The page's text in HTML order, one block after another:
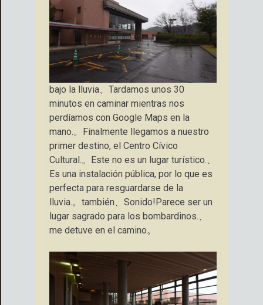
bajo la lluvia、Tardamos unos 30
minutos en caminar mientras nos
perdíamos con Google Maps en la
mano.。Finalmente llegamos a nuestro
primer destino, el Centro Cívico
Cultural.。Este no es un lugar turístico.、
Es una instalación pública, por lo que es
perfecta para resguardarse de la
lluvia.。también、Sonido!Parece ser un
lugar sagrado para los bombardinos.、
me detuve en el camino。